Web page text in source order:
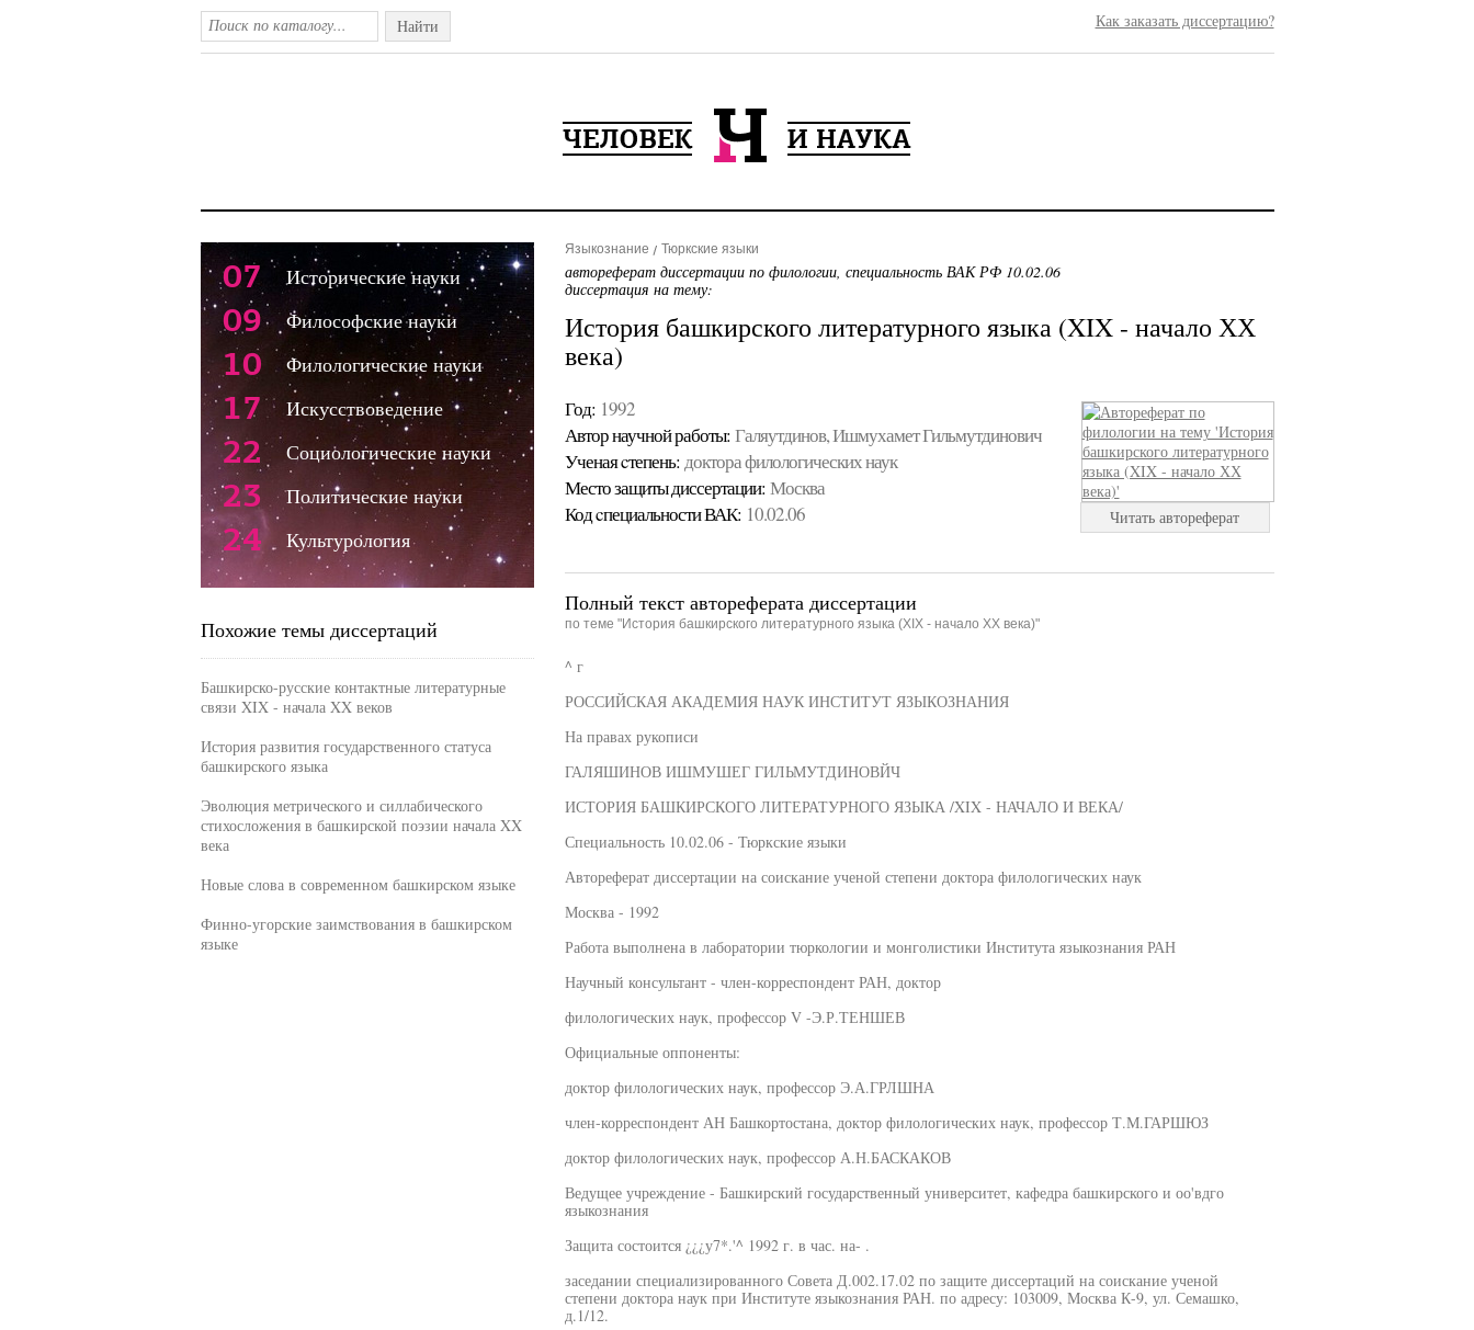
Найти Как заказать диссертацию?
Языкознание Тюркские языки
автореферат диссертации по филологии, специальность ВАК РФ 10.02.06
диссертация на тему:
История башкирского литературного языка (XIX - начало ХХ
века)
Год: 1992
Автор научной работы: Галяутдинов, Ишмухамет Гильмутдинович
Ученая cтепень: доктора филологических наук
Место защиты диссертации: Москва
Код cпециальности ВАК: 10.02.06 Читать автореферат
Полный текст автореферата диссертации
по теме "История башкирского литературного языка (XIX - начало ХХ века)"
^ г
РОССИЙСКАЯ АКАДЕМИЯ НАУК ИНСТИТУТ ЯЗЫКОЗНАНИЯ
На правах рукописи
ГАЛЯШИНОВ ИШМУШЕГ ГИЛЬМУТДИНОВЙЧ
ИСТОРИЯ БАШКИРСКОГО ЛИТЕРАТУРНОГО ЯЗЫКА /XIX - НАЧАЛО И ВЕКА/
Специальность 10.02.06 - Тюркские языки
Автореферат диссертации на соискание ученой степени доктора филологических наук
Москва - 1992
Работа выполнена в лаборатории тюркологии и монголистики Института языкознания РАН
Научный консультант - член-корреспондент РАН, доктор
филологических наук, профессор V -Э.Р.ТЕНШЕВ
Официальные оппоненты:
доктор филологических наук, профессор Э.А.ГРЛШНА
член-корреспондент АН Башкортостана, доктор филологических наук, профессор Т.М.ГАРШЮЗ
доктор филологических наук, профессор А.Н.БАСКАКОВ
Ведущее учреждение - Башкирский государственный университет, кафедра башкирского и оо'вдго
языкознания
Защита состоится ¿¿¿у7*.'^ 1992 г. в час. на- .
заседании специализированного Совета Д.002.17.02 по защите диссертаций на соискание ученой
степени доктора наук при Институте языкознания РАН. по адресу: 103009, Москва К-9, ул. Семашко,
д.1/12.
07 Исторические науки
09 Философские науки
10 Филологические науки
17 Искусствоведение
22 Социологические науки
23 Политические науки
24 Культурология
Похожие темы диссертаций
Башкирско-русские контактные литературные
связи XIX - начала XX веков
История развития государственного статуса
башкирского языка
Эволюция метрического и силлабического
стихосложения в башкирской поэзии начала XX
века
Новые слова в современном башкирском языке
Финно-угорские заимствования в башкирском
языке